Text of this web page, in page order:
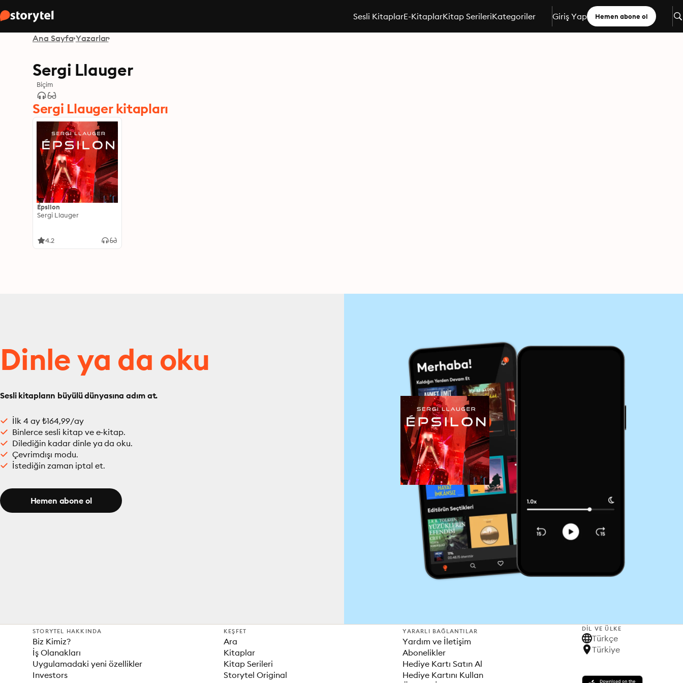
Sesli KitaplarE-KitaplarKitap SerileriKategoriler Giriş Yap Hemen abone ol
Ana Sayfa Yazarlar
Sergi Llauger
Biçim
Sergi Llauger kitapları
Épsilon
Sergi Llauger
4.2
Dinle ya da oku
Sesli kitapların büyülü dünyasına adım at.
İlk 4 ay ₺164,99/ay
Binlerce sesli kitap ve e-kitap.
Dilediğin kadar dinle ya da oku.
Çevrimdışı modu.
İstediğin zaman iptal et.
Hemen abone ol
STORYTEL HAKKINDA
Biz Kimiz?
İş Olanakları
Uygulamadaki yeni özellikler
Investors
KEŞFET
Ara
Kitaplar
Kitap Serileri
Storytel Original
YARARLI BAĞLANTILAR
Yardım ve İletişim
Abonelikler
Hediye Kartı Satın Al
Hediye Kartını Kullan
DIL VE ÜLKE
Türkçe
Türkiye